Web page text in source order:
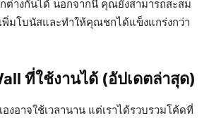
ต่างกันได้ นอกจากนี้ คุณยังสามารถสะสม
พิ่มโบนัสและทำให้คุณชกได้แข็งแกร่งกว่า
ที่ใช้งานได้ (อัปเดตล่าสุด)
งอาจใช้เวลานาน แต่เราได้รวบรวมโค้ดที่